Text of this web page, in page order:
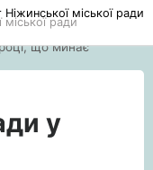
міської ради
що минає
у